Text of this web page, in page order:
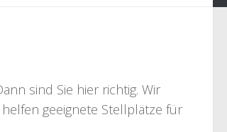
sind Sie hier richtig. Wir
geeignete Stellplätze für